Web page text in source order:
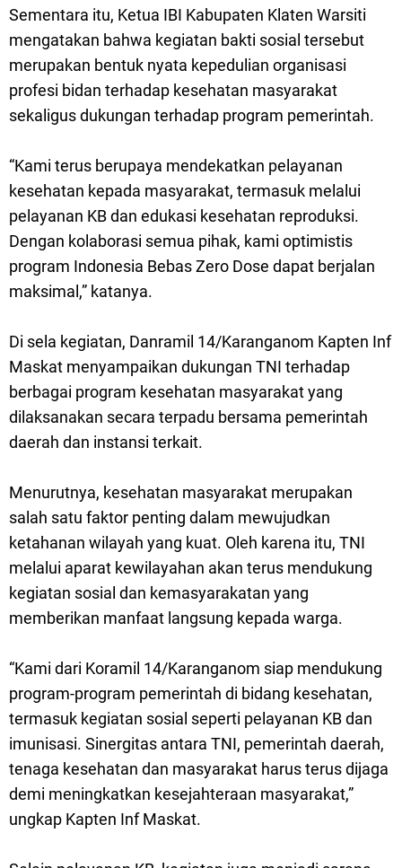
Sementara itu, Ketua IBI Kabupaten Klaten Warsiti
mengatakan bahwa kegiatan bakti sosial tersebut
merupakan bentuk nyata kepedulian organisasi
profesi bidan terhadap kesehatan masyarakat
sekaligus dukungan terhadap program pemerintah.
“Kami terus berupaya mendekatkan pelayanan
kesehatan kepada masyarakat, termasuk melalui
pelayanan KB dan edukasi kesehatan reproduksi.
Dengan kolaborasi semua pihak, kami optimistis
program Indonesia Bebas Zero Dose dapat berjalan
maksimal,” katanya.
Di sela kegiatan, Danramil 14/Karanganom Kapten Inf
Maskat menyampaikan dukungan TNI terhadap
berbagai program kesehatan masyarakat yang
dilaksanakan secara terpadu bersama pemerintah
daerah dan instansi terkait.
Menurutnya, kesehatan masyarakat merupakan
salah satu faktor penting dalam mewujudkan
ketahanan wilayah yang kuat. Oleh karena itu, TNI
melalui aparat kewilayahan akan terus mendukung
kegiatan sosial dan kemasyarakatan yang
memberikan manfaat langsung kepada warga.
“Kami dari Koramil 14/Karanganom siap mendukung
program-program pemerintah di bidang kesehatan,
termasuk kegiatan sosial seperti pelayanan KB dan
imunisasi. Sinergitas antara TNI, pemerintah daerah,
tenaga kesehatan dan masyarakat harus terus dijaga
demi meningkatkan kesejahteraan masyarakat,”
ungkap Kapten Inf Maskat.